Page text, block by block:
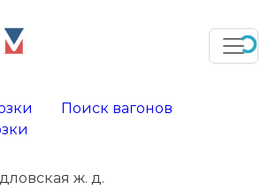
Поиск вагонов
ж. д.